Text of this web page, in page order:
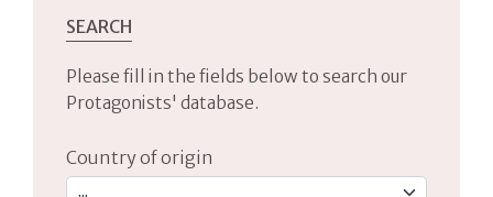
SEARCH
Please fill in the fields below to search our
Protagonists' database.
Country of origin